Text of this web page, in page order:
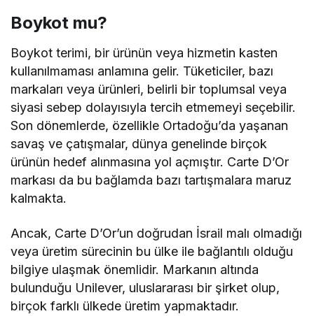
Boykot mu?
Boykot terimi, bir ürünün veya hizmetin kasten
kullanılmaması anlamına gelir. Tüketiciler, bazı
markaları veya ürünleri, belirli bir toplumsal veya
siyasi sebep dolayısıyla tercih etmemeyi seçebilir.
Son dönemlerde, özellikle Ortadoğu’da yaşanan
savaş ve çatışmalar, dünya genelinde birçok
ürünün hedef alınmasına yol açmıştır. Carte D’Or
markası da bu bağlamda bazı tartışmalara maruz
kalmakta.
Ancak, Carte D’Or’un doğrudan İsrail malı olmadığı
veya üretim sürecinin bu ülke ile bağlantılı olduğu
bilgiye ulaşmak önemlidir. Markanın altında
bulunduğu Unilever, uluslararası bir şirket olup,
birçok farklı ülkede üretim yapmaktadır.